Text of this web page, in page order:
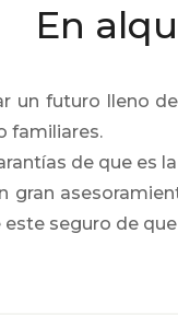
En
un futuro lleno
familiares.
de que es
gran
seguro de